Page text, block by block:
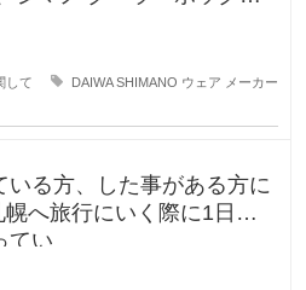
して DAIWA SHIMANO ウェア メーカー
る方、した事がある方に
てい